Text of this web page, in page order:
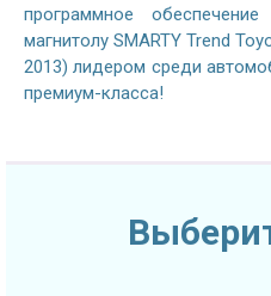
программное
магнитолу SMARTY Trend
2013) лидером среди
премиум-класса!